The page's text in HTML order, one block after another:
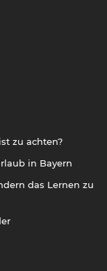
zu achten?
in Bayern
das Lernen zu